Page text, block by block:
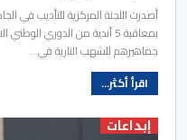
أصدرت اللجنة المركزية للتأديب في
بمعاقبة 5 أندية من الدوري
جماهيرهم للشهب النارية في…
اقرأ أكثر...
إبداعات